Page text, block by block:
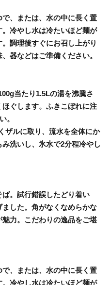
、または、水の中に長く置
冷やし水は冷たいほど麺が
調理後すぐにお召し上がり
器などはご準備ください。
当たり1.5Lの湯を沸騰さ
ぐします。ふきこぼれに注
。
ザルに取り、流水を全体にか
洗いし、氷水で2分程冷やし
。試行錯誤したどり着い
した。角がなくなめらかな
力。こだわりの逸品をご堪
、または、水の中に長く置
冷やし水は冷たいほど麺が